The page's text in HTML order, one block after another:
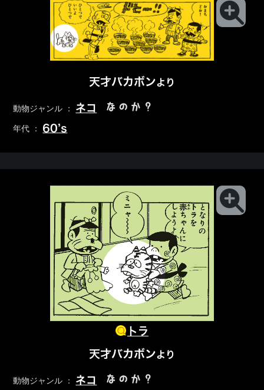
天才バカボンより
動物ジャンル ： ネコ なのか？
年代 ： 60’s
トラ
天才バカボンより
動物ジャンル ： ネコ なのか？